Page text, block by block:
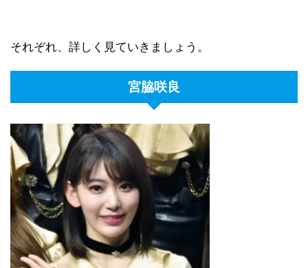
それぞれ、詳しく見ていきましょう。
宮脇咲良